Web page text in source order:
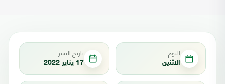
اليوم
الاثنين
تاريخ النشر
17 يناير 2022